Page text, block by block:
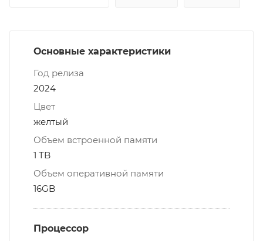
Основные характеристики
Год релиза
2024
Цвет
желтый
Объем встроенной памяти
1 TB
Объем оперативной памяти
16GB
Процессор